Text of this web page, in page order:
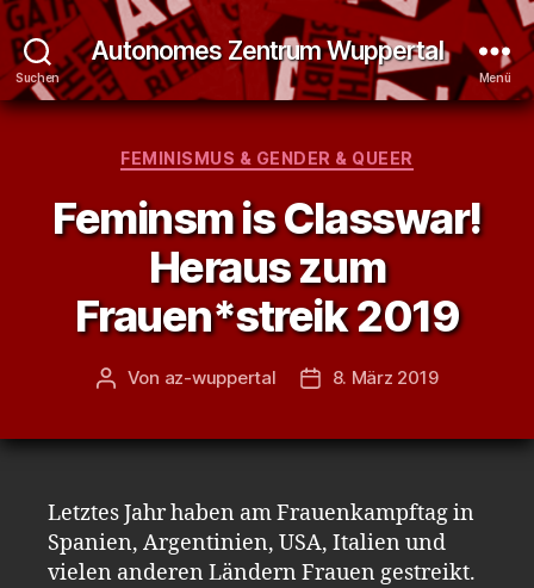
Suchen
Autonomes Zentrum Wuppertal
Menü
Kategorien
FEMINISMUS & GENDER & QUEER
Feminsm is Classwar!
Heraus zum
Frauen*streik 2019
Beitragsautor
Von az-wuppertal Veröffentlichungsdatum
8. März 2019
Letztes Jahr haben am Frauenkampftag in
Spanien, Argentinien, USA, Italien und
vielen anderen Ländern Frauen gestreikt.